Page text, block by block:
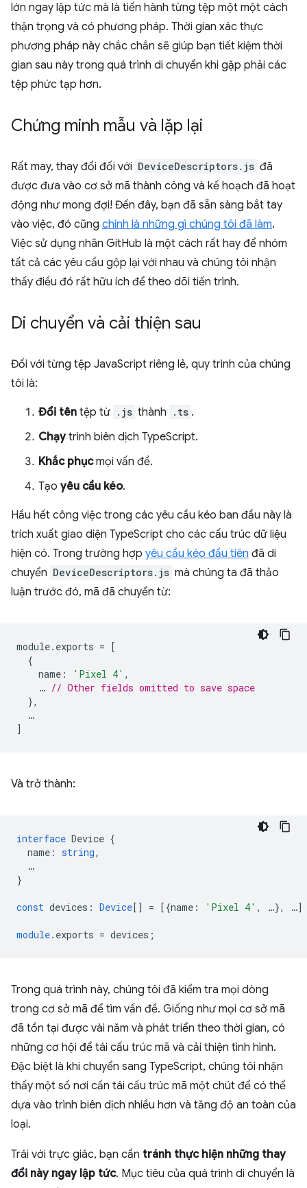
lớn ngay lập tức mà là tiến hành từng tệp một một cách
thận trọng và có phương pháp. Thời gian xác thực
phương pháp này chắc chắn sẽ giúp bạn tiết kiệm thời
gian sau này trong quá trình di chuyển khi gặp phải các
tệp phức tạp hơn.
Chứng minh mẫu và lặp lại
Rất may, thay đổi đối với DeviceDescriptors.js đã
được đưa vào cơ sở mã thành công và kế hoạch đã hoạt
động như mong đợi! Đến đây, bạn đã sẵn sàng bắt tay
vào việc, đó cũng chính là những gì chúng tôi đã làm.
Việc sử dụng nhãn GitHub là một cách rất hay để nhóm
tất cả các yêu cầu gộp lại với nhau và chúng tôi nhận
thấy điều đó rất hữu ích để theo dõi tiến trình.
Di chuyển và cải thiện sau
Đối với từng tệp JavaScript riêng lẻ, quy trình của chúng
tôi là:
Đổi tên tệp từ .js thành .ts .
Chạytrình biên dịch TypeScript.
Khắc phụcmọi vấn đề.
Tạo yêu cầu kéo.
Hầu hết công việc trong các yêu cầu kéo ban đầu này là
trích xuất giao diện TypeScript cho các cấu trúc dữ liệu
hiện có. Trong trường hợp yêu cầu kéo đầu tiên đã di
chuyển DeviceDescriptors.js mà chúng ta đã thảo
luận trước đó, mã đã chuyển từ:
module. exports = [
{
name : 'Pixel 4' ,
… // Other fields omitted to save space
},
…
]
Và trở thành:
interface Device {
name : string,
…
}
const devices : Device[] = [{name : 'Pixel 4' , …}, …]
module.exports = devices ;
Trong quá trình này, chúng tôi đã kiểm tra mọi dòng
trong cơ sở mã để tìm vấn đề. Giống như mọi cơ sở mã
đã tồn tại được vài năm và phát triển theo thời gian, có
những cơ hội để tái cấu trúc mã và cải thiện tình hình.
Đặc biệt là khi chuyển sang TypeScript, chúng tôi nhận
thấy một số nơi cần tái cấu trúc mã một chút để có thể
dựa vào trình biên dịch nhiều hơn và tăng độ an toàn của
loại.
Trái với trực giác, bạn cần tránh thực hiện những thay
đổi này ngay lập tức. Mục tiêu của quá trình di chuyển là